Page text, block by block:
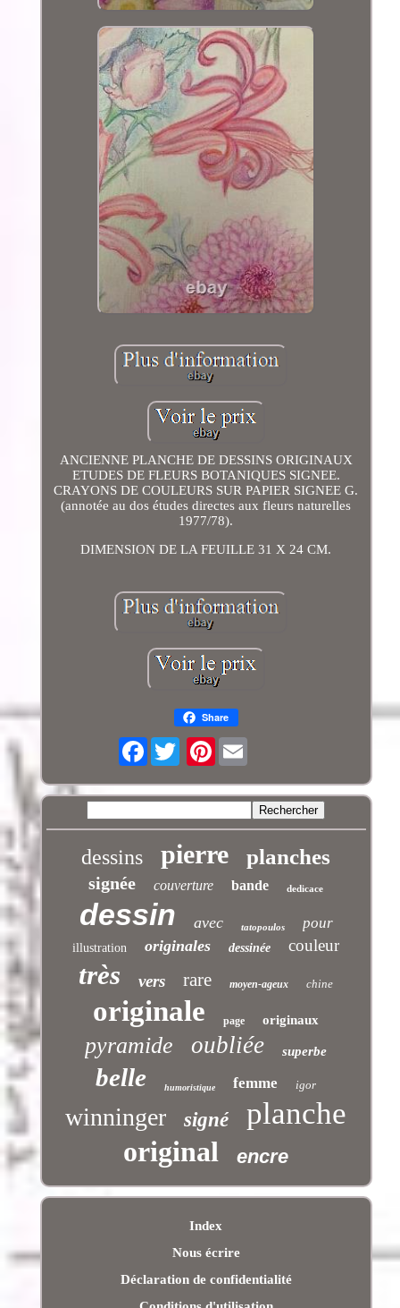
ANCIENNE PLANCHE DE DESSINS ORIGINAUX
ETUDES DE FLEURS BOTANIQUES SIGNEE.
CRAYONS DE COULEURS SUR PAPIER SIGNEE G.
(annotée au dos études directes aux fleurs naturelles
1977/78).
DIMENSION DE LA FEUILLE 31 X 24 CM.
Share
Facebook Pinterest
dessins pierre planches
signée couverture bande dedicace
dessin avec tatopoulos pour
illustration originales dessinée couleur
très vers rare moyen-ageux chine
originale page originaux
pyramide oubliée superbe
belle humoristique femme igor
winninger signé planche
original encre
Index
Nous écrire
Déclaration de confidentialité